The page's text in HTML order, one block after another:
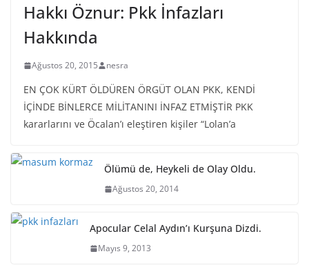
Hakkı Öznur: Pkk İnfazları
Hakkında
Ağustos 20, 2015 nesra
EN ÇOK KÜRT ÖLDÜREN ÖRGÜT OLAN PKK, KENDİ
İÇİNDE BİNLERCE MİLİTANINI İNFAZ ETMİŞTİR PKK
kararlarını ve Öcalan’ı eleştiren kişiler “Lolan’a
Ölümü de, Heykeli de Olay Oldu.
Ağustos 20, 2014
Apocular Celal Aydın’ı Kurşuna Dizdi.
Mayıs 9, 2013